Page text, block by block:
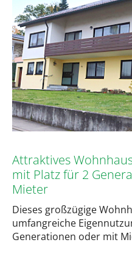
Attraktives
mit Platz für 2
Mieter
Dieses großzügige
umfangreiche
Generationen oder mit